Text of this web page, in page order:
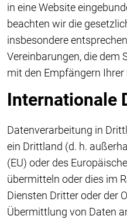
in eine Website
beachten wir die
insbesondere
Vereinbarungen, die dem
mit den Empfängern Ihrer
Internationale
Datenverarbeitung in
ein Drittland (d. h.
(EU) oder des
übermitteln oder dies im
Diensten Dritter oder der
Übermittlung von Daten